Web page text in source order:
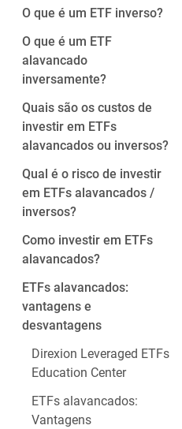
O que é um ETF inverso?
O que é um ETF
alavancado
inversamente?
Quais são os custos de
investir em ETFs
alavancados ou inversos?
Qual é o risco de investir
em ETFs alavancados /
inversos?
Como investir em ETFs
alavancados?
ETFs alavancados:
vantagens e
desvantagens
Direxion Leveraged ETFs
Education Center
ETFs alavancados:
Vantagens